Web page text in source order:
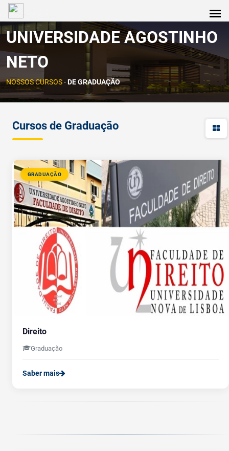
UNIVERSIDADE AGOSTINHO
NETO
NOSSOS CURSOS-DE GRADUAÇÃO
Cursos de Graduação
GRADUAÇÃO
Direito
Graduação
Saber mais